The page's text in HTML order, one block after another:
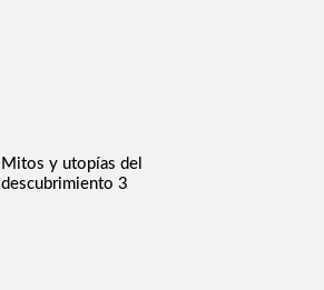
Mitos y utopías del
descubrimiento 3